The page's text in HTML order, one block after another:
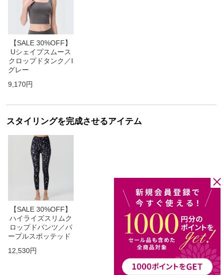
【SALE 30%OFF】
Uシェイプスムース
クロップドタンク／I
グレー
9,170円
スタイリングを完成させるアイテム
【SALE 30%OFF】
ハイライズスリムク
ロップドパンツ／パ
ープルスポッテッド
12,530円